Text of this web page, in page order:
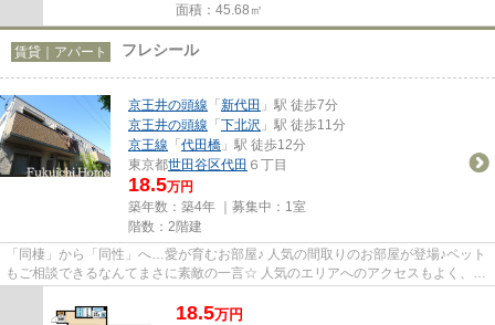
面積：45.68㎡
賃貸｜アパート フレシール
京王井の頭線 「新代田 」駅 徒歩7分
京王井の頭線 「下北沢 」駅 徒歩11分
京王線 「代田橋 」駅 徒歩12分
東京都世田谷区代田 ６丁目
18.5万円
築年数：築4年 ｜募集中： 1室
階数：2階建
「同棲」から「同性」へ…愛が育むお部屋♪ 人気の間取りのお部屋が登場♪ペット
もご相談できるなんてまさに素敵の一言☆ 人気のエリアへのアクセスもよく、お
出かけに便利です♪ 新しいお...
18.5万円